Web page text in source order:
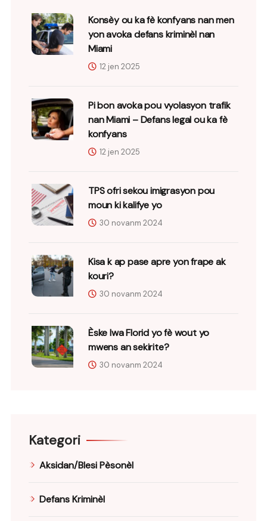
Konsèy ou ka fè konfyans nan men
yon avoka defans kriminèl nan
Miami
12 jen 2025
Pi bon avoka pou vyolasyon trafik
nan Miami – Defans legal ou ka fè
konfyans
12 jen 2025
TPS ofri sekou imigrasyon pou
moun ki kalifye yo
30 novanm 2024
Kisa k ap pase apre yon frape ak
kouri?
30 novanm 2024
Èske lwa Florid yo fè wout yo
mwens an sekirite?
30 novanm 2024
Kategori
Aksidan/Blesi Pèsonèl
Defans Kriminèl